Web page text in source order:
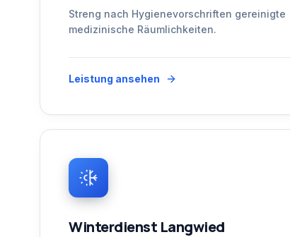
Streng nach Hygienevorschriften gereinigte
medizinische Räumlichkeiten.
Leistung ansehen
Winterdienst Langwied